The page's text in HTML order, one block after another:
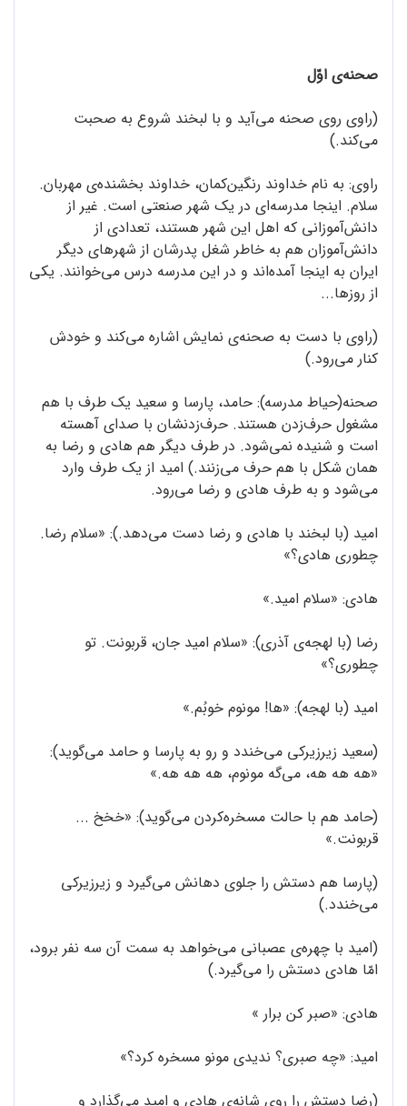
صحنه‌ی اوّل
(راوی روی صحنه می‌آید و با لبخند شروع به صحبت
می‌کند.)
راوی: به نام خداوند رنگین‌کمان، خداوند بخشنده‌ی مهربان.
سلام. اینجا مدرسه‌ای در یک شهر صنعتی است. غیر از
دانش‌آموزانی که اهل این شهر هستند، تعدادی از
دانش‌آموزان هم به خاطر شغل پدرشان از شهرهای دیگر
ایران به اینجا آمده‌اند و در این مدرسه درس می‌خوانند. یکی
از روزها...
(راوی با دست به صحنه‌ی نمایش اشاره می‌کند و خودش
کنار می‌رود.)
صحنه(حیاط مدرسه): حامد، پارسا و سعید یک طرف با هم
مشغول حرف‌زدن هستند. حرف‌زدنشان با صدای آهسته
است و شنیده نمی‌شود. در طرف دیگر هم هادی و رضا به
همان شکل با هم حرف می‌زنند.) امید از یک طرف وارد
می‌شود و به طرف هادی و رضا می‌رود.
امید (با لبخند با هادی و رضا دست می‌دهد.): «سلام رضا.
چطوری هادی؟»
هادی: «سلام امید.»
رضا (با لهجه‌ی آذری): «سلام امید جان، قربونت. تو
چطوری؟»
امید (با لهجه): «ها! مونوم خوبُم.»
(سعید زیرزیرکی می‌خندد و رو به پارسا و حامد می‌گوید):
«هه هه هه، می‌گه مونوم، هه هه هه.»
(حامد هم با حالت مسخره‌کردن می‌گوید): «خخخ ...
قربونت.»
(پارسا هم دستش را جلوی دهانش می‌گیرد و زیرزیرکی
می‌خندد.)
(امید با چهره‌ی عصبانی می‌خواهد به سمت آن سه نفر برود،
امّا هادی دستش را می‌گیرد.)
هادی: «صبر کن برار »
امید: «چه صبری؟ ندیدی مونو مسخره کرد؟»
(رضا دستش را روی شانه‌ی هادی و امید می‌گذارد و